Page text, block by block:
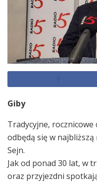
Giby
Tradycyjne, rocznicowe
odbędą się w najbliższą
Sejn.
Jak od ponad 30 lat, w
oraz przyjezdni